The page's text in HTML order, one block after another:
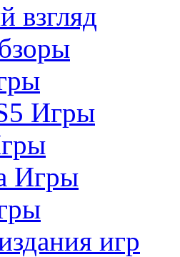
взгляд
Игры
Игры
игр